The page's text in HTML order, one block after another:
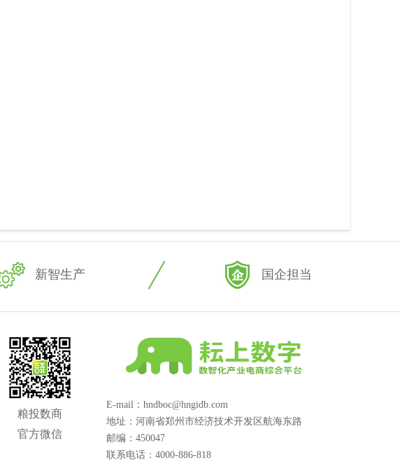
新智生产 国企担当
粮投数商
官方微信
E-mail：hndboc@hngidb.com
地址：河南省郑州市经济技术开发区航海东路
邮编：450047
联系电话：4000-886-818